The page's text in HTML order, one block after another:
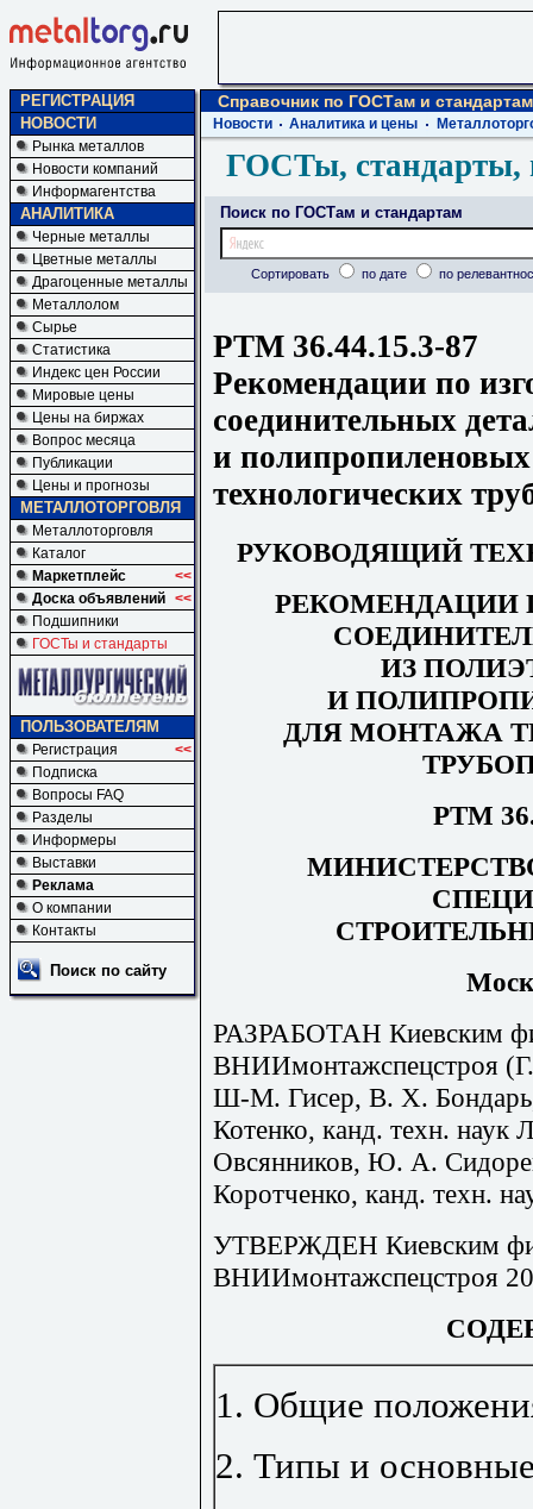
РЕГИСТРАЦИЯ
НОВОСТИ
Рынка металлов
Новости компаний
Информагентства
АНАЛИТИКА
Черные металлы
Цветные металлы
Драгоценные металлы
Металлолом
Сырье
Статистика
Индекс цен России
Мировые цены
Цены на биржах
Вопрос месяца
Публикации
Цены и прогнозы
МЕТАЛЛОТОРГОВЛЯ
Металлоторговля
Каталог
Маркетплейс
<<
Доска объявлений <<
Подшипники
ГОСТы и стандарты
ПОЛЬЗОВАТЕЛЯМ
Регистрация
<<
Подписка
Вопросы FAQ
Разделы
Информеры
Выставки
Реклама
О компании
Контакты
Поиск по сайту
Справочник по ГОСТам и стандартам
Новости Аналитика и цены
ГОСТы, стандарты,
Поиск по ГОСТам и стандартам
Сортировать по дате по
РТМ 36.44.15.3-87
Рекомендации по
соединительных
и
технологических
РУКОВОДЯЩИЙ
РЕКОМЕНДАЦИИ
ИЗ
И
ДЛЯ МОНТАЖА
РТМ
РАЗРАБОТАН Киевским
ВНИИмонтажспецстроя
Ш-М. Гисер, В. Х.
Котенко, канд. техн.
Овсянников, Ю. А.
Коротченко, канд. техн.
УТВЕРЖДЕН Киевским
ВНИИмонтажспецстроя
1. Общие
2. Типы и